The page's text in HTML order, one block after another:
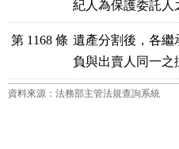
紀人為保護委託人
第 1168 條 遺產分割後，各繼
負與出賣人同一之
資料來源：法務部主管法規查詢系統